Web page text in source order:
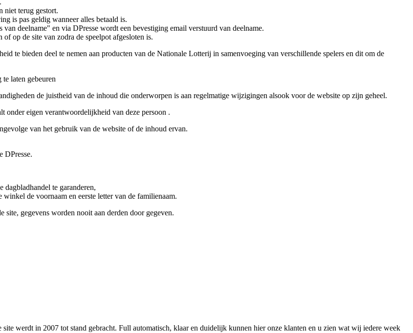
niet terug gestort.
is pas geldig wanneer alles betaald is.
deelname" en via DPresse wordt een bevestiging email verstuurd van deelname.
op de site van zodra de speelpot afgesloten is.
te bieden deel te nemen aan producten van de Nationale Lotterij in samenvoeging van verschillende spelers en dit om de
laten gebeuren
de juistheid van de inhoud die onderworpen is aan regelmatige wijzigingen alsook voor de website op zijn geheel.
onder eigen verantwoordelijkheid van deze persoon .
van het gebruik van de website of de inhoud ervan.
DPresse.
dagbladhandel te garanderen,
de voornaam en eerste letter van de familienaam.
site, gegevens worden nooit aan derden door gegeven.
werdt in 2007 tot stand gebracht. Full automatisch, klaar en duidelijk kunnen hier onze klanten en u zien wat wij iedere week